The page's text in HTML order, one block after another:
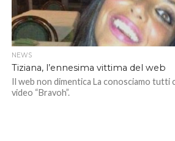
NEWS
Tiziana, l’ennesima vittima del web
Il web non dimentica La conosciamo tutti
video “Bravoh”.